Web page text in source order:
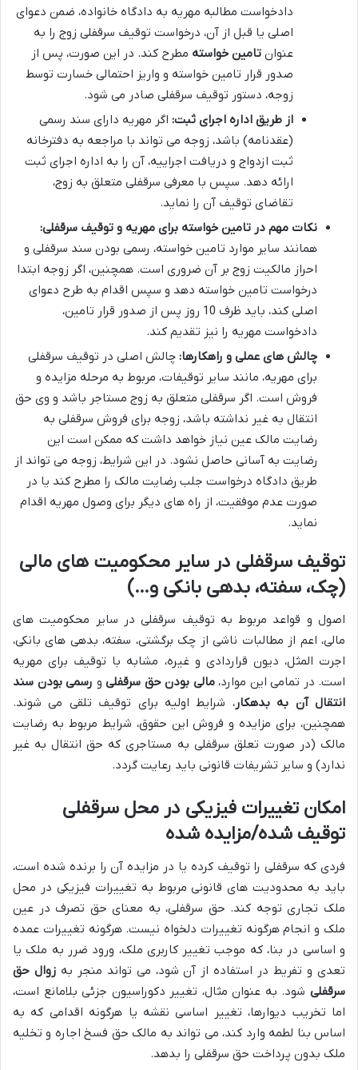
دادخواست مطالبه مهریه به دادگاه خانواده، ضمن دعوای
اصلی یا قبل از آن، درخواست توقیف سرقفلی زوج را به
عنوان تامین خواسته مطرح کند. در این صورت، پس از
صدور قرار تامین خواسته و واریز احتمالی خسارت توسط
زوجه، دستور توقیف سرقفلی صادر می شود.
از طریق اداره اجرای ثبت: اگر مهریه دارای سند رسمی
(عقدنامه) باشد، زوجه می تواند با مراجعه به دفترخانه
ثبت ازدواج و دریافت اجراییه، آن را به اداره اجرای ثبت
ارائه دهد. سپس با معرفی سرقفلی متعلق به زوج،
تقاضای توقیف آن را نماید.
نکات مهم در تامین خواسته برای مهریه و توقیف سرقفلی:
همانند سایر موارد تامین خواسته، رسمی بودن سند سرقفلی و
احراز مالکیت زوج بر آن ضروری است. همچنین، اگر زوجه ابتدا
درخواست تامین خواسته دهد و سپس اقدام به طرح دعوای
اصلی کند، باید ظرف 10 روز پس از صدور قرار تامین،
دادخواست مهریه را نیز تقدیم کند.
چالش های عملی و راهکارها: چالش اصلی در توقیف سرقفلی
برای مهریه، مانند سایر توقیفات، مربوط به مرحله مزایده و
فروش است. اگر سرقفلی متعلق به زوج مستاجر باشد و وی حق
انتقال به غیر نداشته باشد، زوجه برای فروش سرقفلی به
رضایت مالک عین نیاز خواهد داشت که ممکن است این
رضایت به آسانی حاصل نشود. در این شرایط، زوجه می تواند از
طریق دادگاه درخواست جلب رضایت مالک را مطرح کند یا در
صورت عدم موفقیت، از راه های دیگر برای وصول مهریه اقدام
نماید.
توقیف سرقفلی در سایر محکومیت های مالی
(چک، سفته، بدهی بانکی و…)
اصول و قواعد مربوط به توقیف سرقفلی در سایر محکومیت های
مالی، اعم از مطالبات ناشی از چک برگشتی، سفته، بدهی های بانکی،
اجرت المثل، دیون قراردادی و غیره، مشابه با توقیف برای مهریه
است. در تمامی این موارد،مالی بودن حق سرقفلی و رسمی بودن سند
انتقال آن به بدهکار، شرایط اولیه برای توقیف تلقی می شوند.
همچنین، برای مزایده و فروش این حقوق، شرایط مربوط به رضایت
مالک (در صورت تعلق سرقفلی به مستاجری که حق انتقال به غیر
ندارد) و سایر تشریفات قانونی باید رعایت گردد.
امکان تغییرات فیزیکی در محل سرقفلی
توقیف شده/مزایده شده
فردی که سرقفلی را توقیف کرده یا در مزایده آن را برنده شده است،
باید به محدودیت های قانونی مربوط به تغییرات فیزیکی در محل
ملک تجاری توجه کند. حق سرقفلی، به معنای حق تصرف در عین
ملک و انجام هرگونه تغییرات دلخواه نیست. هرگونه تغییرات عمده
و اساسی در بنا، که موجب تغییر کاربری ملک، ورود ضرر به ملک یا
تعدی و تفریط در استفاده از آن شود، می تواند منجر بهزوال حق
سرقفلی شود. به عنوان مثال، تغییر دکوراسیون جزئی بلامانع است،
اما تخریب دیوارها، تغییر اساسی نقشه یا هرگونه اقدامی که به
اساس بنا لطمه وارد کند، می تواند به مالک حق فسخ اجاره و تخلیه
ملک بدون پرداخت حق سرقفلی را بدهد.